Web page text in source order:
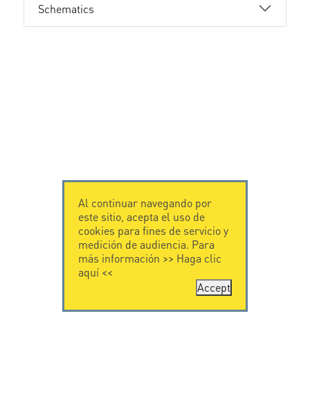
Schematics
Al continuar navegando por
este sitio, acepta el uso de
cookies para fines de servicio y
medición de audiencia. Para
más información >> Haga clic
aquí<<
Accept